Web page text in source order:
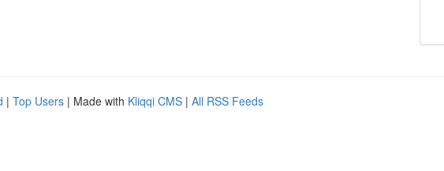
| Top Users | Made with Kliqqi CMS | All RSS Feeds